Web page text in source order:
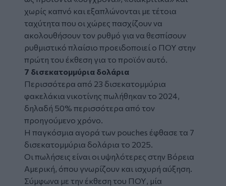
χωρίς καπνό και εξαπλώνονται με τέτοια
ταχύτητα που οι χώρες πασχίζουν να
ακολουθήσουν τον ρυθμό για να θεσπίσουν
ρυθμιστικό πλαίσιο προειδοποιεί ο ΠΟΥ στην
πρώτη του έκθεση για το προϊόν αυτό.
7 δισεκατομμύρια δολάρια
Περισσότερα από 23 δισεκατομμύρια
φακελάκια νικοτίνης πωλήθηκαν το 2024,
δηλαδή 50% περισσότερα από τον
προηγούμενο χρόνο.
Η παγκόσμια αγορά των pouches έφθασε τα 7
δισεκατομμύρια δολάρια το 2025.
Οι πωλήσεις είναι οι υψηλότερες στην Βόρεια
Αμερική, όπου γνωρίζουν και ισχυρή αύξηση.
Σύμφωνα με την έκθεση του ΠΟΥ, μία